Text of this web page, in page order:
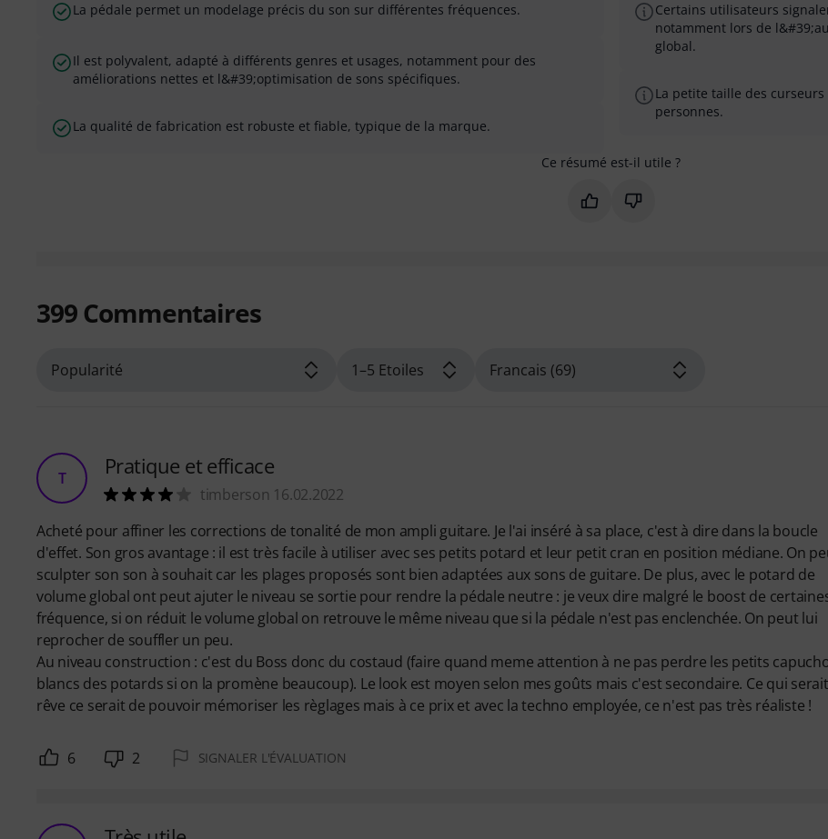
La pédale permet un modelage précis du son sur différentes fréquences.
Il est polyvalent, adapté à différents genres et usages, notamment pour des
améliorations nettes et l&#39;optimisation de sons spécifiques.
La qualité de fabrication est robuste et fiable, typique de la marque.
Certains utilisateurs
notamment lors de
global.
La petite taille des
personnes.
Ce résumé est-il utile ?
Marquer ce résumé comme utile
Marquer ce résumé comme
399 Commentaires
T Pratique et efficace
timberson 16.02.2022
Acheté pour affiner les corrections de tonalité de mon ampli guitare. Je l'ai inséré à sa place, c'est à dire dans la boucle
d'effet. Son gros avantage : il est très facile à utiliser avec ses petits potard et leur petit cran en position médiane. On
sculpter son son à souhait car les plages proposés sont bien adaptées aux sons de guitare. De plus, avec le potard de
volume global ont peut ajuter le niveau se sortie pour rendre la pédale neutre : je veux dire malgré le boost de
fréquence, si on réduit le volume global on retrouve le même niveau que si la pédale n'est pas enclenchée. On peut lui
reprocher de souffler un peu.
Au niveau construction : c'est du Boss donc du costaud (faire quand meme attention à ne pas perdre les petits
blancs des potards si on la promène beaucoup). Le look est moyen selon mes goûts mais c'est secondaire. Ce qui
rêve ce serait de pouvoir mémoriser les règlages mais à ce prix et avec la techno employée, ce n'est pas très réaliste !
6 2 SIGNALER L'ÉVALUATION